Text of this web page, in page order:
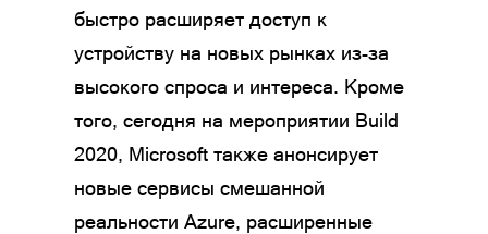
быстро расширяет доступ к
устройству на новых рынках из-за
высокого спроса и интереса. Кроме
того, сегодня на мероприятии Build
2020, Microsoft также анонсирует
новые сервисы смешанной
реальности Azure, расширенные